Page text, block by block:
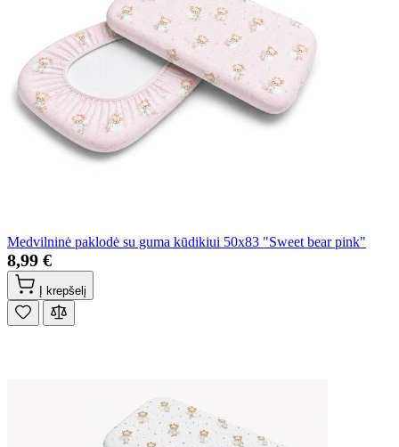
Medvilninė paklodė su guma kūdikiui 50x83 "Sweet bear pink"
8,99 €
Į krepšelį